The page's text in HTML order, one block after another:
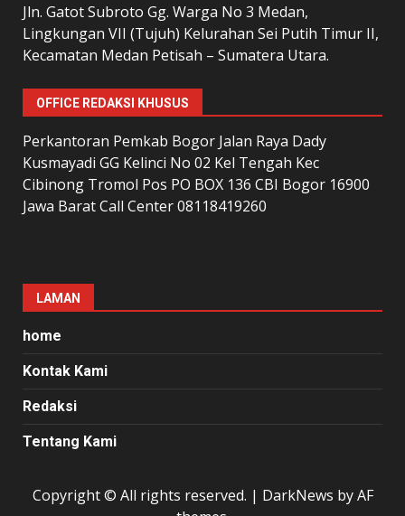
Jln. Gatot Subroto Gg. Warga No 3 Medan,
Lingkungan VII (Tujuh) Kelurahan Sei Putih Timur II,
Kecamatan Medan Petisah – Sumatera Utara.
OFFICE REDAKSI KHUSUS
Perkantoran Pemkab Bogor Jalan Raya Dady
Kusmayadi GG Kelinci No 02 Kel Tengah Kec
Cibinong Tromol Pos PO BOX 136 CBI Bogor 16900
Jawa Barat Call Center 08118419260
LAMAN
home
Kontak Kami
Redaksi
Tentang Kami
Copyright © All rights reserved. | DarkNews by AF